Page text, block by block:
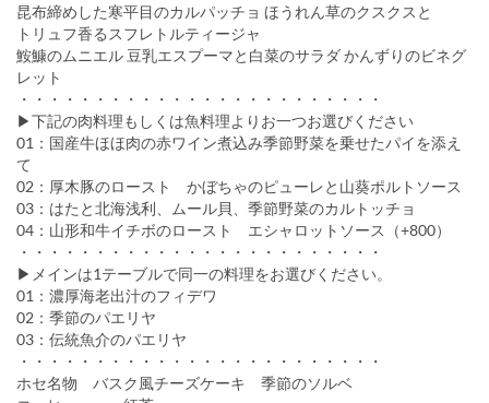
昆布締めした寒平目のカルパッチョ ほうれん草のクスクスと
トリュフ香るスフレトルティージャ
鮟鱇のムニエル 豆乳エスプーマと白菜のサラダ かんずりのビネグ
レット
・・・・・・・・・・・・・・・・・・・・・・・・
▶下記の肉料理もしくは魚料理よりお一つお選びください
01：国産牛ほほ肉の赤ワイン煮込み季節野菜を乗せたパイを添え
て
02：厚木豚のロースト かぼちゃのピューレと山葵ポルトソース
03：はたと北海浅利、ムール貝、季節野菜のカルトッチョ
04：山形和牛イチボのロースト エシャロットソース（+800）
・・・・・・・・・・・・・・・・・・・・・・・・
▶メインは1テーブルで同一の料理をお選びください。
01：濃厚海老出汁のフィデワ
02：季節のパエリヤ
03：伝統魚介のパエリヤ
・・・・・・・・・・・・・・・・・・・・・・・・
ホセ名物 バスク風チーズケーキ 季節のソルベ